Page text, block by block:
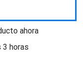
ahora
horas